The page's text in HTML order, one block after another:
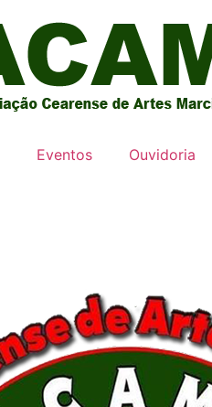
Eventos Ouvidoria